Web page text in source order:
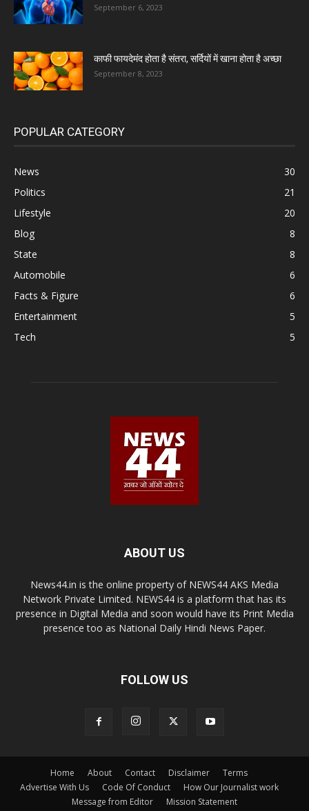
September 6, 2023
काफी फायदेमंद होता है संतरा, सर्दियों में खाना होता है अच्छा
September 8, 2023
POPULAR CATEGORY
News
30
Politics
21
Lifestyle
20
Blog
8
State
8
Automobile
6
Facts & Figure
6
Entertainment
5
Tech
5
ABOUT US
News44.in is the online property of NEWS44 AKS Media
Network Private Limited. NEWS44 is a platform that has its
presence in Digital Media and soon would have its Print Media
presence too as National Daily Hindi News Paper.
FOLLOW US
Home About Contact Disclaimer
Terms
Advertise With Us
Code Of Conduct
How Our Journalist work
Message from Editor
Mission Statement